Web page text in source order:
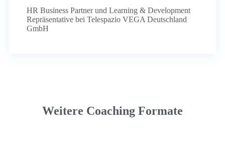
HR Business Partner und Learning & Development
Repräsentative bei Telespazio VEGA Deutschland
GmbH
Weitere Coaching Formate